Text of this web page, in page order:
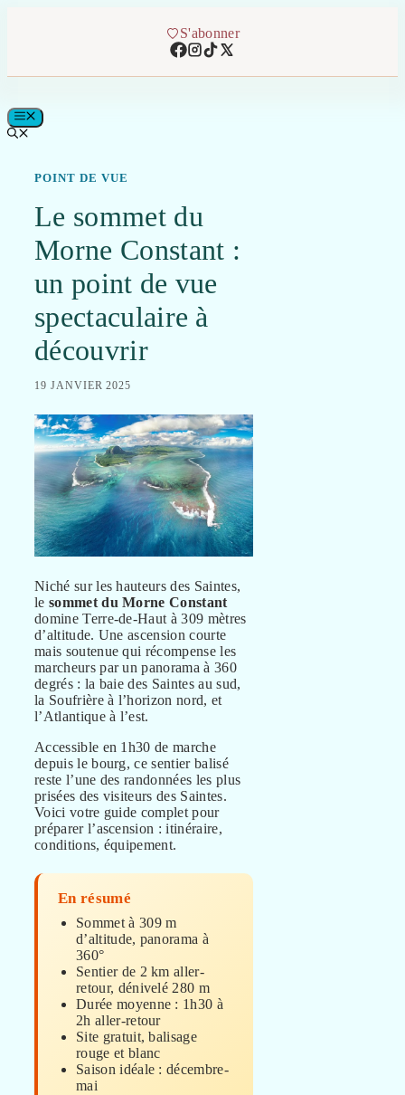
S'abonner
MENU
POINT DE VUE
Le sommet du
Morne Constant :
un point de vue
spectaculaire à
découvrir
19 JANVIER 2025
Niché sur les hauteurs des Saintes,
le sommet du Morne Constant
domine Terre-de-Haut à 309 mètres
d’altitude. Une ascension courte
mais soutenue qui récompense les
marcheurs par un panorama à 360
degrés : la baie des Saintes au sud,
la Soufrière à l’horizon nord, et
l’Atlantique à l’est.
Accessible en 1h30 de marche
depuis le bourg, ce sentier balisé
reste l’une des randonnées les plus
prisées des visiteurs des Saintes.
Voici votre guide complet pour
préparer l’ascension : itinéraire,
conditions, équipement.
En résumé
Sommet à 309 m
d’altitude, panorama à
360°
Sentier de 2 km aller-
retour, dénivelé 280 m
Durée moyenne : 1h30 à
2h aller-retour
Site gratuit, balisage
rouge et blanc
Saison idéale : décembre-
mai